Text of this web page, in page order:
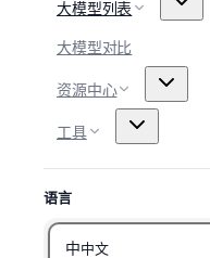
大模型列表
大模型对比
资源中心
工具
语言
中中文